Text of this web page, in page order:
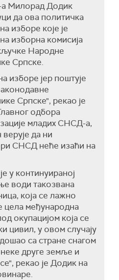
Милорад Додик
да ова политичка
изборе које је
изборна комисија
Народне
Српске.
изборе јер поштује
Српске", рекао је
одбора
младих СНСД-а,
да ни
СНСД неће изаћи на
у континуираној
води такозвана
која се лажно
цела међународна
окупацијом која се
цивил, у овом случају
са стране снагом
друге земље и
рекао је Додик на